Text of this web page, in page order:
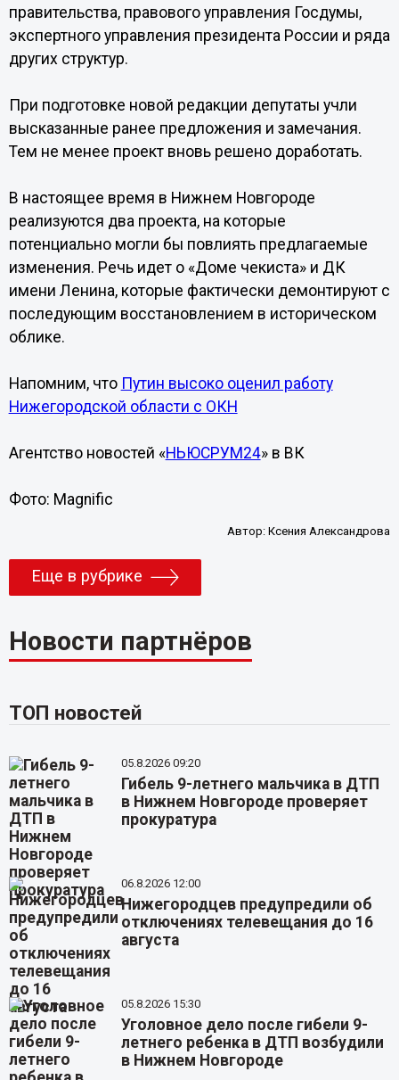
правительства, правового управления Госдумы,
экспертного управления президента России и ряда
других структур.
При подготовке новой редакции депутаты учли
высказанные ранее предложения и замечания.
Тем не менее проект вновь решено доработать.
В настоящее время в Нижнем Новгороде
реализуются два проекта, на которые
потенциально могли бы повлиять предлагаемые
изменения. Речь идет о «Доме чекиста» и ДК
имени Ленина, которые фактически демонтируют с
последующим восстановлением в историческом
облике.
Напомним, что Путин высоко оценил работу
Нижегородской области с ОКН
Агентство новостей «НЬЮСРУМ24» в ВК
Фото: Magnific
Автор:Ксения Александрова
Еще в рубрике
Новости партнёров
ТОП новостей
05.8.2026 09:20
Гибель 9-летнего мальчика в ДТП
в Нижнем Новгороде проверяет
прокуратура
06.8.2026 12:00
Нижегородцев предупредили об
отключениях телевещания до 16
августа
05.8.2026 15:30
Уголовное дело после гибели 9-
летнего ребенка в ДТП возбудили
в Нижнем Новгороде